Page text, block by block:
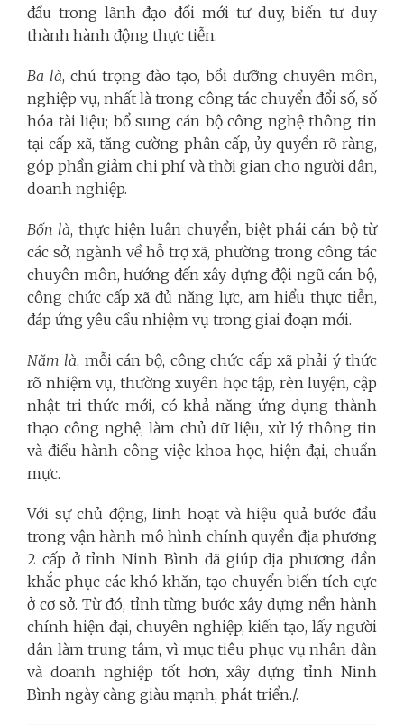
đầu trong lãnh đạo đổi mới tư duy, biến tư duy
thành hành động thực tiễn.
Ba là, chú trọng đào tạo, bồi dưỡng chuyên môn,
nghiệp vụ, nhất là trong công tác chuyển đổi số, số
hóa tài liệu; bổ sung cán bộ công nghệ thông tin
tại cấp xã, tăng cường phân cấp, ủy quyền rõ ràng,
góp phần giảm chi phí và thời gian cho người dân,
doanh nghiệp.
Bốn là, thực hiện luân chuyển, biệt phái cán bộ từ
các sở, ngành về hỗ trợ xã, phường trong công tác
chuyên môn, hướng đến xây dựng đội ngũ cán bộ,
công chức cấp xã đủ năng lực, am hiểu thực tiễn,
đáp ứng yêu cầu nhiệm vụ trong giai đoạn mới.
Năm là, mỗi cán bộ, công chức cấp xã phải ý thức
rõ nhiệm vụ, thường xuyên học tập, rèn luyện, cập
nhật tri thức mới, có khả năng ứng dụng thành
thạo công nghệ, làm chủ dữ liệu, xử lý thông tin
và điều hành công việc khoa học, hiện đại, chuẩn
mực.
Với sự chủ động, linh hoạt và hiệu quả bước đầu
trong vận hành mô hình chính quyền địa phương
2 cấp ở tỉnh Ninh Bình đã giúp địa phương dần
khắc phục các khó khăn, tạo chuyển biến tích cực
ở cơ sở. Từ đó, tỉnh từng bước xây dựng nền hành
chính hiện đại, chuyên nghiệp, kiến tạo, lấy người
dân làm trung tâm, vì mục tiêu phục vụ nhân dân
và doanh nghiệp tốt hơn, xây dựng tỉnh Ninh
Bình ngày càng giàu mạnh, phát triển./.